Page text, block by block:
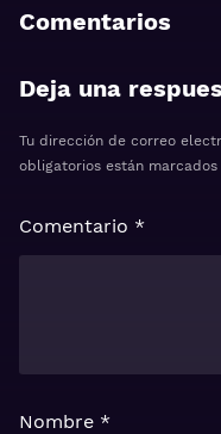
Comentarios
Deja una
Tu dirección de correo
obligatorios están marcados
Comentario *
Nombre *